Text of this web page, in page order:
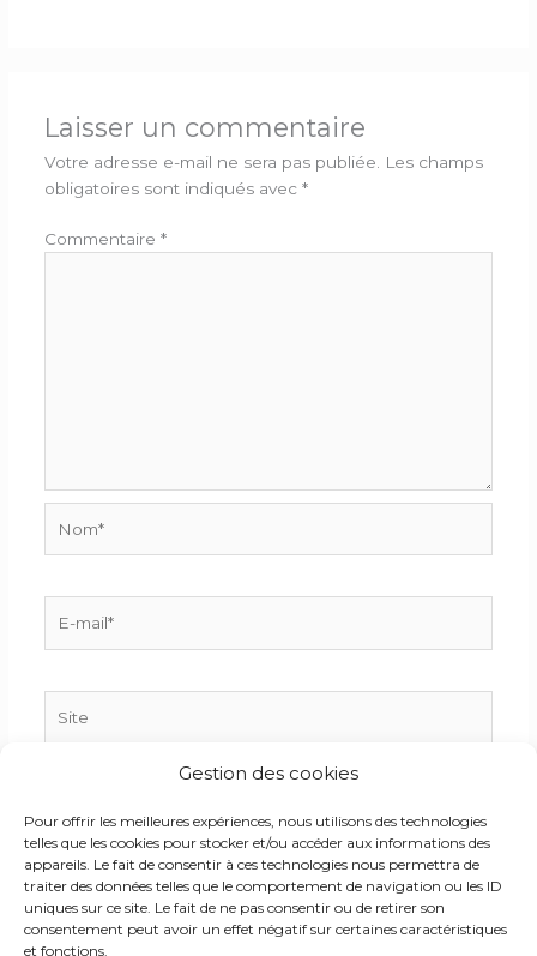
Gestion des cookies
Pour offrir les meilleures expériences, nous utilisons des technologies
telles que les cookies pour stocker et/ou accéder aux informations des
appareils. Le fait de consentir à ces technologies nous permettra de
traiter des données telles que le comportement de navigation ou les ID
uniques sur ce site. Le fait de ne pas consentir ou de retirer son
consentement peut avoir un effet négatif sur certaines caractéristiques
et fonctions.
Laisser un commentaire
Votre adresse e-mail ne sera pas publiée.
Les champs
obligatoires sont indiqués avec *
Commentaire *
mail*
le navigateur pour mon prochain commentaire.